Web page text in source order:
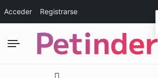
Acceder Registrarse